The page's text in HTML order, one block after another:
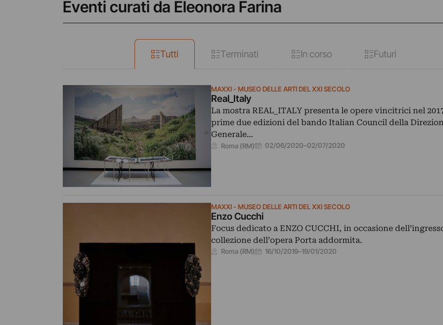
Eventi curati da Eleonora Farina
Tutti Terminati In corso Futuri
MAXXI - MUSEO DELLE ARTI DEL XXI SECOLO
Real_Italy
La mostra REAL_ITALY presenta le opere vincitrici nel
prime due edizioni del bando Italian Council della
Generale…
Roma (RM) 02/06/2020–02/07/2020
MAXXI - MUSEO DELLE ARTI DEL XXI SECOLO
Enzo Cucchi
Focus dedicato a ENZO CUCCHI, in occasione
collezione dell’opera Porta addormita.
Roma (RM) 16/10/2019–19/01/2020